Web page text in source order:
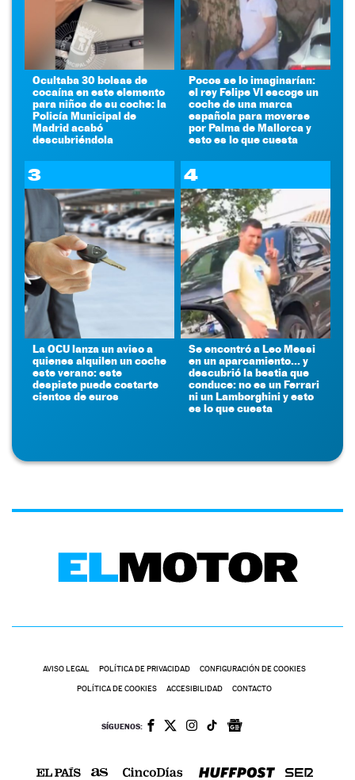
Ocultaba 30 bolsas de
cocaína en este elemento
para niños de su coche: la
Policía Municipal de
Madrid acabó
descubriéndola
Pocos se lo imaginarían:
el rey Felipe VI escoge un
coche de una marca
española para moverse
por Palma de Mallorca y
esto es lo que cuesta
3
La OCU lanza un aviso a
quienes alquilen un coche
este verano: este
despiste puede costarte
cientos de euros
4
Se encontró a Leo Messi
en un aparcamiento... y
descubrió la bestia que
conduce: no es un Ferrari
ni un Lamborghini y esto
es lo que cuesta
AVISO LEGAL POLÍTICA DE PRIVACIDAD CONFIGURACIÓN DE COOKIES
POLÍTICA DE COOKIES ACCESIBILIDAD CONTACTO
SÍGUENOS: